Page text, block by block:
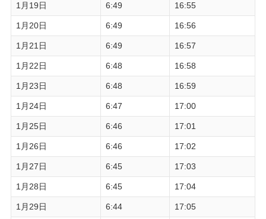
1月19日 6:49 16:55
1月20日 6:49 16:56
1月21日 6:49 16:57
1月22日 6:48 16:58
1月23日 6:48 16:59
1月24日 6:47 17:00
1月25日 6:46 17:01
1月26日 6:46 17:02
1月27日 6:45 17:03
1月28日 6:45 17:04
1月29日 6:44 17:05